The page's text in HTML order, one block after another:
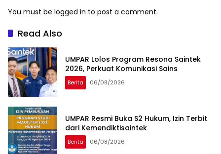
You must be logged in to post a comment.
Read Also
UMPAR Lolos Program Resona Saintek
2026, Perkuat Komunikasi Sains
Berita 06/08/2026
UMPAR Resmi Buka S2 Hukum, Izin Terbit
dari Kemendiktisaintek
Berita 06/08/2026